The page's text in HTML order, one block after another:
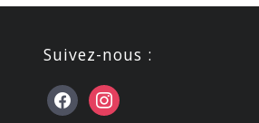
Suivez-nous :
facebookinstagram